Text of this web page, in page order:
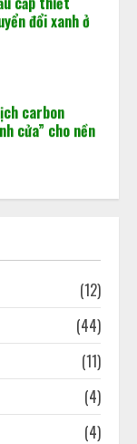
đổi xanh ở
carbon
cửa” cho nền
Chính phủ
quyết định
ở lại thị trường
(12)
(44)
(11)
(4)
(4)